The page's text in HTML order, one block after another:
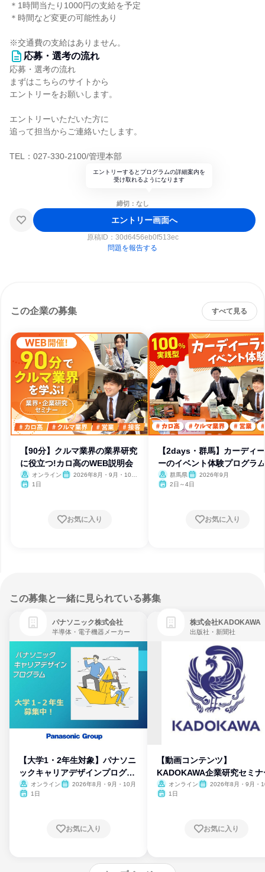
＊1時間当たり1000円の支給を予定
＊時間など変更の可能性あり
※交通費の支給はありません。
応募・選考の流れ
応募・選考の流れ
まずはこちらのサイトから
エントリーをお願いします。
エントリーいただいた方に
追って担当からご連絡いたします。
TEL：027-330-2100/管理本部
エントリーするとプログラムの詳細案内を
受け取れるようになります
締切：なし
エントリー画面へ
原稿ID： 30d6456eb0f513ec
問題を報告する
この企業の募集 すべて見る
【90分】クルマ業界の業界研究
に役立つ!カロ高のWEB説明会
オンライン
2026年8月・9月・10
1日
お気に入り
【2days・群馬】カーディ
ーのイベント体験プログラム
群馬県
2026年9月
2日～4日
お気に入り
この募集と一緒に見られている募集
パナソニック株式会社
半導体・電子機器メーカー
【大学1・2年生対象】パナソニ
ックキャリアデザインプログラ
ム
オンライン
2026年8月・9月・10月
1日
お気に入り
株式会社KADOKAWA
出版社・新聞社
【動画コンテンツ】
KADOKAWA企業研究セミナ
オンライン
2026年8月・9月・
1日
お気に入り